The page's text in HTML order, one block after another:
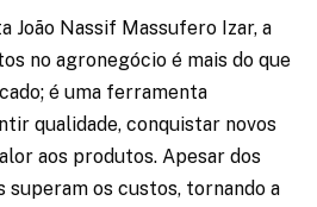
João Nassif Massufero Izar, a
no agronegócio é mais do que
é uma ferramenta
qualidade, conquistar novos
aos produtos. Apesar dos
superam os custos, tornando a